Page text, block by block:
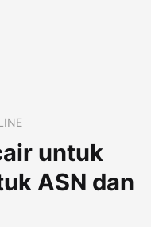
untuk
ASN dan